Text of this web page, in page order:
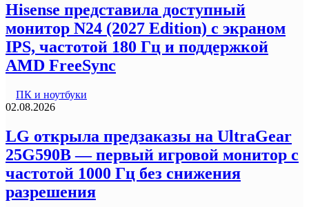
Hisense представила доступный
монитор N24 (2027 Edition) с экраном
IPS, частотой 180 Гц и поддержкой
AMD FreeSync
ПК и ноутбуки
02.08.2026
LG открыла предзаказы на UltraGear
25G590B — первый игровой монитор с
частотой 1000 Гц без снижения
разрешения